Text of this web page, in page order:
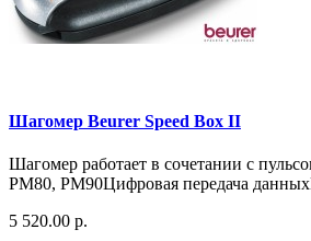
Шагомер Beurer Speed Box II
Шагомер работает в сочетании с
PM80, PM90Цифровая передача
5 520.00 р.